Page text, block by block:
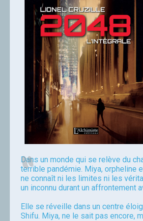
Dans un monde qui se relève du
terrible pandémie. Miya, orpheline
ne connaît ni les limites ni les
un inconnu durant un affrontement
Elle se réveille dans un centre
Shifu. Miya, ne le sait pas encore,